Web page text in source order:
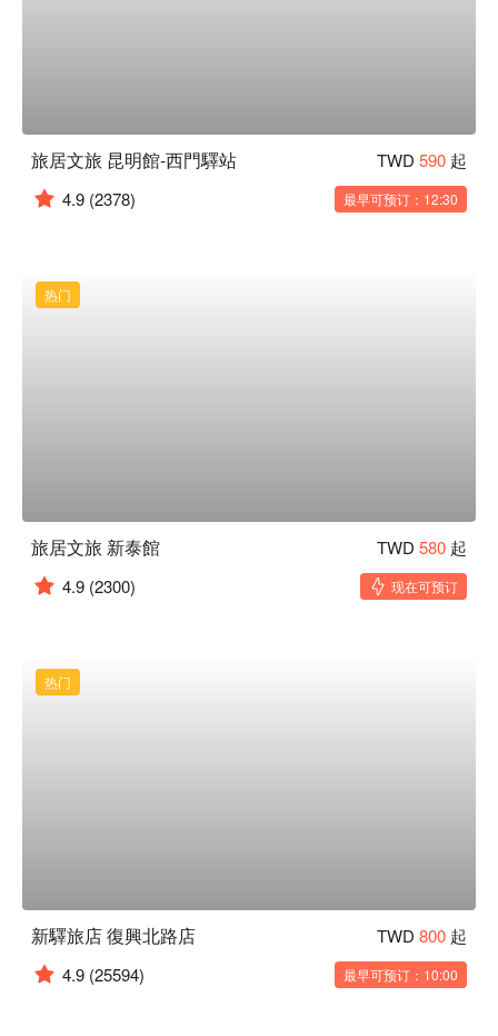
旅居文旅 昆明館-西門驛站 TWD 590 起
4.9 (2378) 最早可预订：12:30
热门
旅居文旅 新泰館 TWD 580 起
4.9 (2300) 现在可预订
热门
新驛旅店 復興北路店 TWD 800 起
4.9 (25594) 最早可预订：10:00